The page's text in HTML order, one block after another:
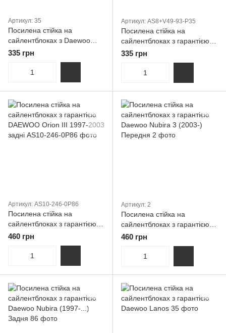
Артикул: 35
Посилена стійка на
сайлентблоках з Daewoo
Lanos
335 грн
Артикул: AS8+V49-93-P35
Посилена стійка на
сайлентблоках з гарантією
DAEWOO Lanos передня
335 грн
Артикул: AS10-246-0P86
Посилена стійка на
сайлентблоках з гарантією
DAEWOO Orion III 1997-2003
460 грн
Артикул: 2
Посилена стійка на
сайлентблоках з гарантією
Daewoo Nubira 3 (2003-)
460 грн